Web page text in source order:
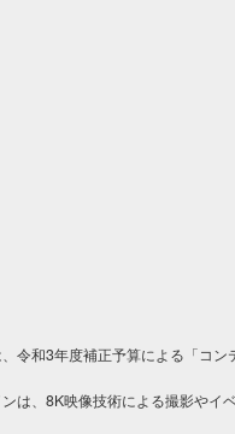
令和3年度補正予算による「コン
は、8K映像技術による撮影やイ